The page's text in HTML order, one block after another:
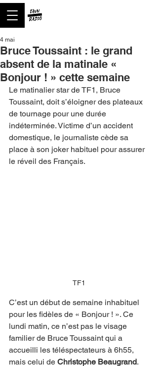
Bruce Toussaint : le grand
absent de la matinale «
Bonjour ! » cette semaine
4 mai
Le matinalier star de TF1, Bruce
Toussaint, doit s’éloigner des plateaux
de tournage pour une durée
indéterminée. Victime d’un accident
domestique, le journaliste cède sa
place à son joker habituel pour assurer
le réveil des Français.
TF1
C’est un début de semaine inhabituel
pour les fidèles de « Bonjour ! ». Ce
lundi matin, ce n’est pas le visage
familier de Bruce Toussaint qui a
accueilli les téléspectateurs à 6h55,
mais celui de Christophe Beaugrand.